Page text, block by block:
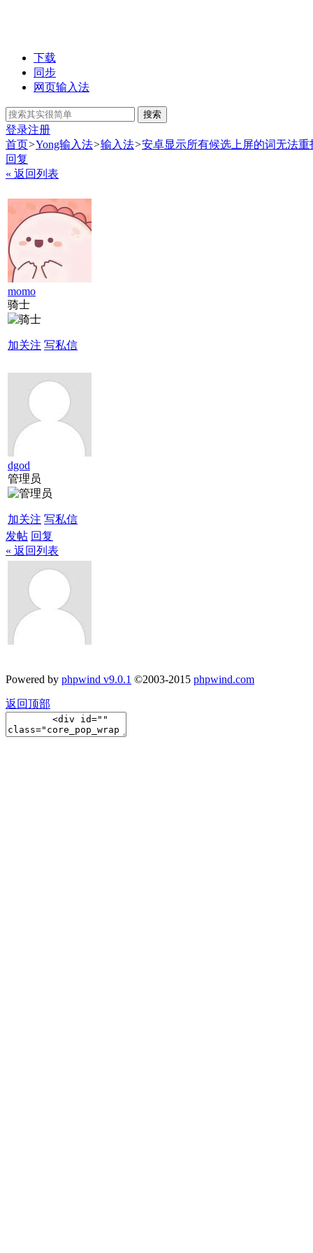
下载
同步
网页输入法
搜索
登录注册
首页>Yong输入法>输入法>安卓显示所有候选上屏的词无法重
回复
« 返回列表
momo
骑士
加关注 写私信
dgod
管理员
加关注 写私信
发帖 回复
« 返回列表
Powered by phpwind v9.0.1 ©2003-2015 phpwind.com
返回顶部